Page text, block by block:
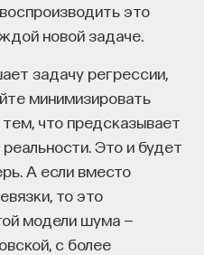
это
новой задаче.
задачу регрессии,
минимизировать
что предсказывает
Это и будет
А если вместо
то это
модели шума —
с более